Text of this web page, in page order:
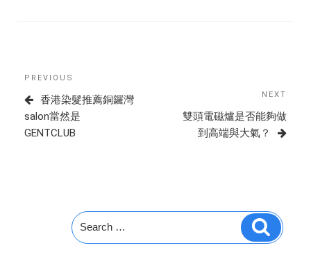
Previous
Post
PREVIOUS
香港染髮推薦銅鑼灣
salon當然是
GENTCLUB
NEXT
雙頭電磁爐是否能夠做
到高端與大氣？
Search
for:
Search